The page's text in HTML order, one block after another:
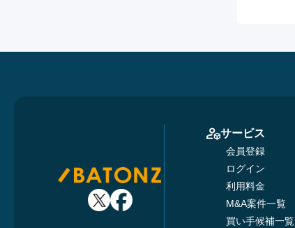
サービス
会員登録
ログイン
利用料金
M&A案件一覧
買い手候補一覧